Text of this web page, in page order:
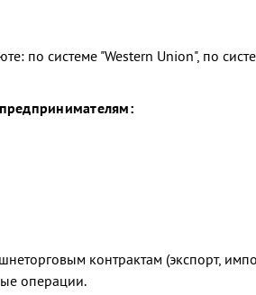
по системе "Western Union", по
контрактам (экспорт,
операции.